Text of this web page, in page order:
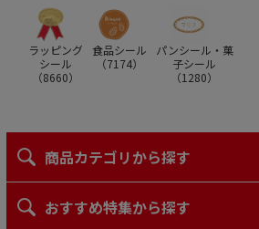
ラッピング
シール
（8660）
食品シール
（7174）
パンシール・菓
子シール
（1280）
商品カテゴリから探す
おすすめ特集から探す